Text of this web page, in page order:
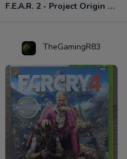
F.E.A.R. 2 - Project Origin Xbox 360
TheGamingR83